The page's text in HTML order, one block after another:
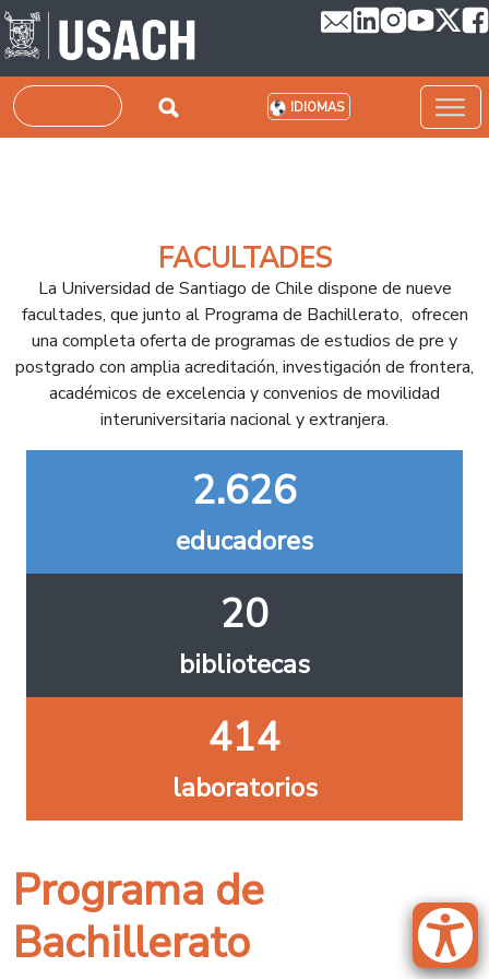
Pasar al contenido principal
Buscar IDIOMAS
FACULTADES
La Universidad de Santiago de Chile dispone de nueve
facultades, que junto al Programa de Bachillerato, ofrecen
una completa oferta de programas de estudios de pre y
postgrado con amplia acreditación, investigación de frontera,
académicos de excelencia y convenios de movilidad
interuniversitaria nacional y extranjera.
2.626
educadores
20
bibliotecas
414
laboratorios
Programa de
Bachillerato